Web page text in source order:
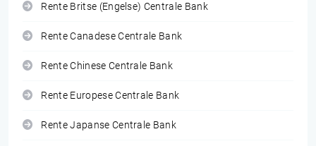
Rente Britse (Engelse) Centrale Bank
Rente Canadese Centrale Bank
Rente Chinese Centrale Bank
Rente Europese Centrale Bank
Rente Japanse Centrale Bank